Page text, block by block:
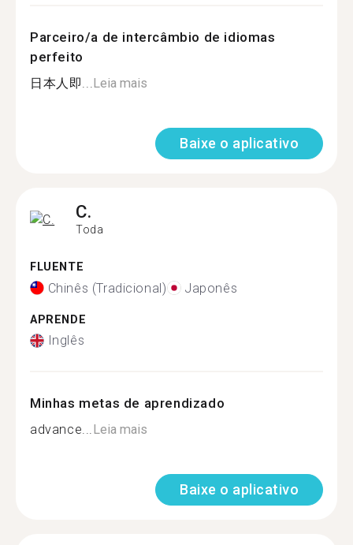
Parceiro/a de intercâmbio de idiomas
perfeito
日本人即...Leia mais
Baixe o aplicativo
C.
Toda
FLUENTE
Chinês (Tradicional) Japonês
APRENDE
Inglês
Minhas metas de aprendizado
advance...Leia mais
Baixe o aplicativo